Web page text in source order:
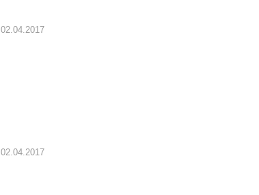
02.04.2017
02.04.2017